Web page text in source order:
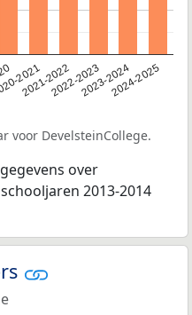
2021
2021-20222022-20232023-20242024-2025
voor DevelsteinCollege.
over
2013-2014